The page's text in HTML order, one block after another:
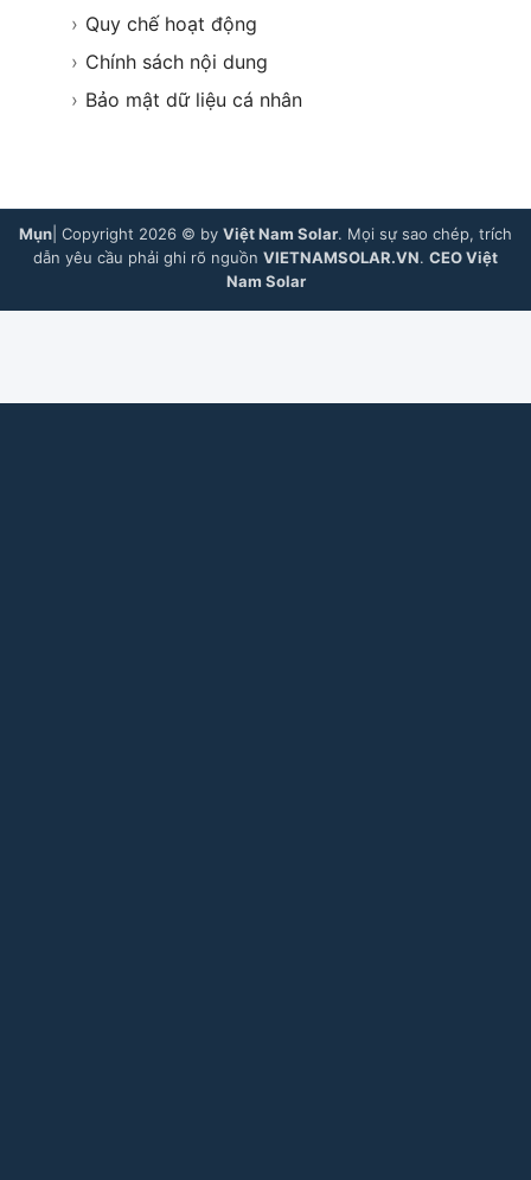
› Quy chế hoạt động
› Chính sách nội dung
› Bảo mật dữ liệu cá nhân
Mụn | Copyright 2026 © by Việt Nam Solar. Mọi sự sao chép, trích
dẫn yêu cầu phải ghi rõ nguồn VIETNAMSOLAR.VN. CEO Việt
Nam Solar